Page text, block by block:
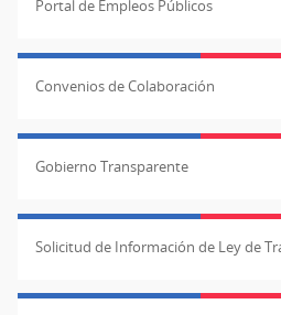
Portal de Empleos Públicos
Convenios de Colaboración
Gobierno Transparente
Solicitud de Información de Ley de